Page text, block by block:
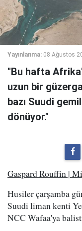
Yayınlanma: 08 Ağustos
"Bu hafta
uzun bir
bazı Suudi
dönüyor."
Gaspard Rouffin |
Husiler çarşamba
Suudi liman kenti
NCC Wafaa'ya